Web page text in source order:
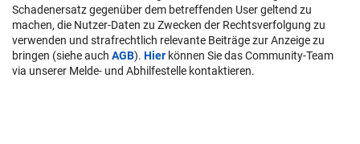
Schadenersatz gegenüber dem betreffenden User geltend zu
machen, die Nutzer-Daten zu Zwecken der Rechtsverfolgung zu
verwenden und strafrechtlich relevante Beiträge zur Anzeige zu
bringen (siehe auch AGB). Hier können Sie das Community-Team
via unserer Melde- und Abhilfestelle kontaktieren.